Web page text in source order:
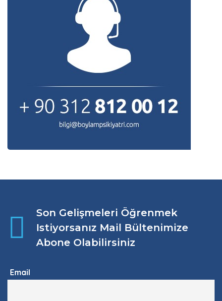
Son Gelişmeleri Öğrenmek
Istiyorsanız Mail Bültenimize
Abone Olabilirsiniz
Email